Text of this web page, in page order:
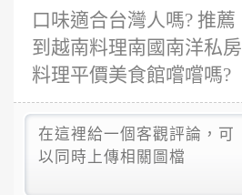
口味適合台灣人嗎? 推薦
到越南料理南國南洋私房
料理平價美食館嚐嚐嗎?